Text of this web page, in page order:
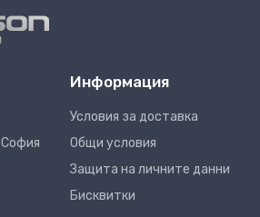
София
Информация
Условия за доставка
Общи условия
Защита на личните данни
Бисквитки